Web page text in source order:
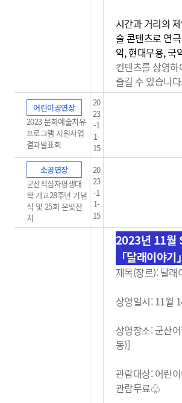
시간과 거리의
술 콘텐츠로 연
악, 현대무용, 국
컨텐츠를 상영
즐길 수 있습니다.
어린이공연장
2023 문화예술치유
프로그램 지원사업
결과발표회
20
23
-1
1-
15
소공연장
군산적십자평생대
학 개교28주년 기념
식 및 25회 은빛잔
치
20
23
-1
1-
15
2023년 11월
「달래이야기」
제목(장르): 달래
상영일시: 11월
상영장소: 군산
동)]
관람대상: 어린
관람무료♧